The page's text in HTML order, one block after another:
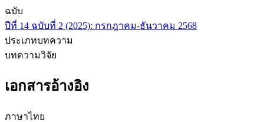
ฉบับ
ปีที่ 14 ฉบับที่ 2 (2025): กรกฎาคม-ธันวาคม 2568
ประเภทบทความ
บทความวิจัย
เอกสารอ้างอิง
ภาษาไทย